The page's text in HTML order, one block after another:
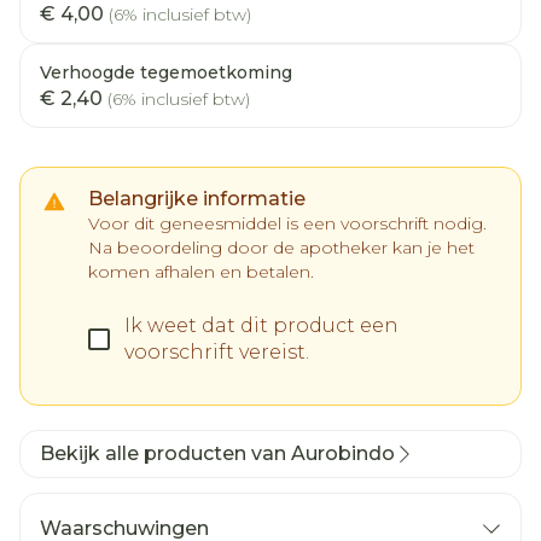
€ 4,00 (6% inclusief btw)
Verhoogde tegemoetkoming
€ 2,40 (6% inclusief btw)
Belangrijke informatie
Voor dit geneesmiddel is een voorschrift nodig.
Na beoordeling door de apotheker kan je het
komen afhalen en betalen.
Ik weet dat dit product een
voorschrift vereist.
Bekijk alle producten van Aurobindo
Waarschuwingen